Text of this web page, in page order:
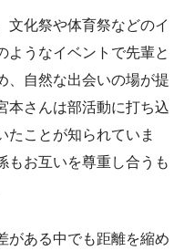
文化祭や体育祭などのイ
ようなイベントで先輩と
、自然な出会いの場が提
本さんは部活動に打ち込
たことが知られていま
もお互いを尊重し合うも
がある中でも距離を縮め